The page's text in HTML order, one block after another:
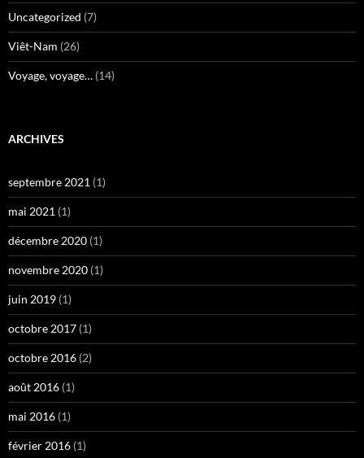
Uncategorized (7)
Viêt-Nam (26)
Voyage, voyage… (14)
ARCHIVES
septembre 2021 (1)
mai 2021 (1)
décembre 2020 (1)
novembre 2020 (1)
juin 2019 (1)
octobre 2017 (1)
octobre 2016 (2)
août 2016 (1)
mai 2016 (1)
février 2016 (1)